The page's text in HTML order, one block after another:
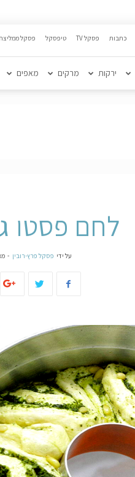
כתבות פסקל TV טיפסקל פסקל ממליצה
ירקות מרקים מאפים
לחם פסטו
על ידי פסקל פרץ-רובין - מאי